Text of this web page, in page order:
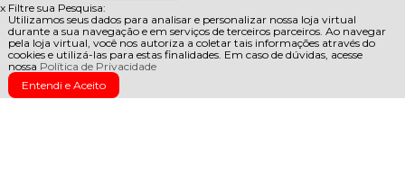
x Filtre sua Pesquisa:
Utilizamos seus dados para analisar e personalizar nossa loja virtual
durante a sua navegação e em serviços de terceiros parceiros. Ao navegar
pela loja virtual, você nos autoriza a coletar tais informações através do
cookies e utilizá-las para estas finalidades. Em caso de dúvidas, acesse
nossa Política de Privacidade
Entendi e Aceito